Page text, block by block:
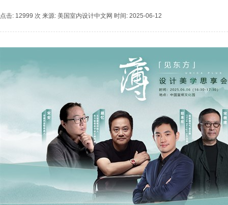
点击: 12999 次 来源: 美国室内设计中文网 时间: 2025-06-12